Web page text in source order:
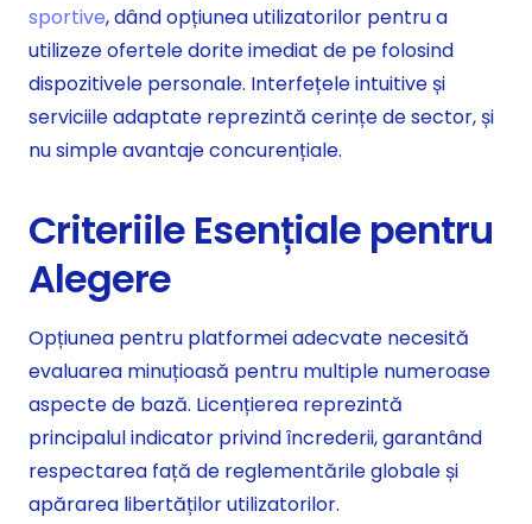
sportive, dând opțiunea utilizatorilor pentru a
utilizeze ofertele dorite imediat de pe folosind
dispozitivele personale. Interfețele intuitive și
serviciile adaptate reprezintă cerințe de sector, și
nu simple avantaje concurențiale.
Criteriile Esențiale pentru
Alegere
Opțiunea pentru platformei adecvate necesită
evaluarea minuțioasă pentru multiple numeroase
aspecte de bază. Licențierea reprezintă
principalul indicator privind încrederii, garantând
respectarea față de reglementările globale și
apărarea libertăților utilizatorilor.